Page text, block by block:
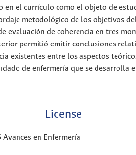
en el currículo como el objeto de
metodológico de los objetivos
evaluación de coherencia en tres
permitió emitir conclusiones
existentes entre los aspectos
de enfermería que se desarrolla
License
en Enfermería